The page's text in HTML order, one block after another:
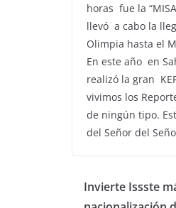
horas fue la
llevó a cabo la
Olimpia hasta el
En este año en
realizó la gran
vivimos los
de ningún tipo.
del Señor del
Invierte Issste